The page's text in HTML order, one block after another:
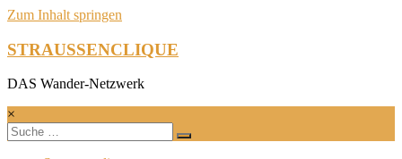
Zum Inhalt springen
STRAUSSENCLIQUE
DAS Wander-Netzwerk
×